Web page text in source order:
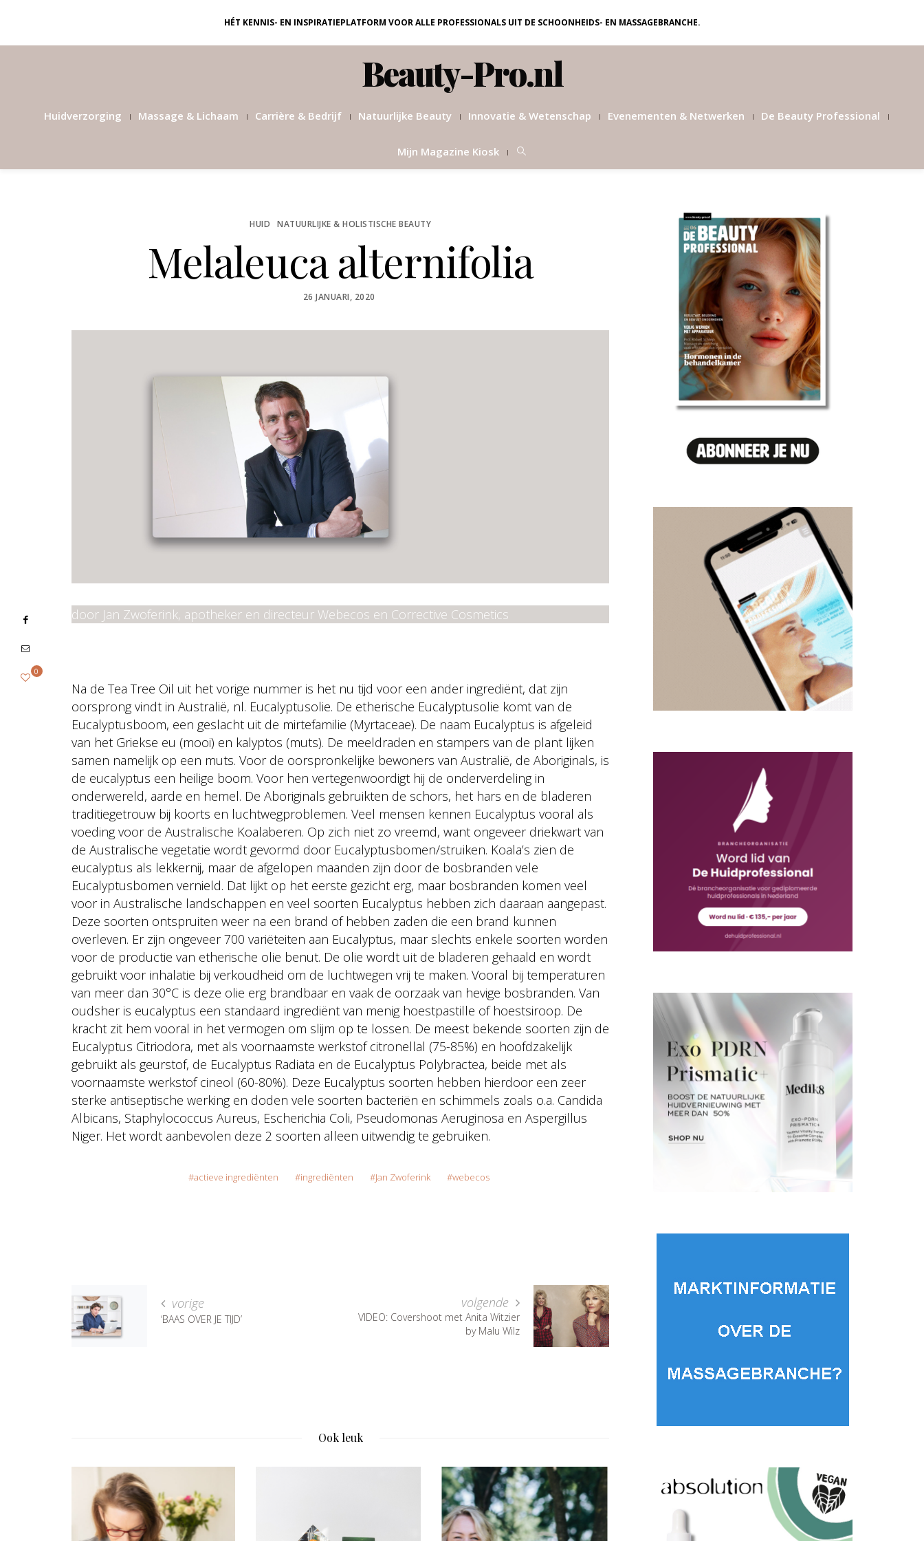
HÉT KENNIS- EN INSPIRATIEPLATFORM VOOR ALLE PROFESSIONALS UIT DE SCHOONHEIDS- EN MASSAGEBRANCHE.
Beauty-Pro.nl
Huidverzorging Massage & Lichaam Carrière & Bedrijf Natuurlijke Beauty Innovatie & Wetenschap Evenementen & Netwerken De Beauty Professional
Mijn Magazine Kiosk
HUID NATUURLIJKE & HOLISTISCHE BEAUTY
Melaleuca alternifolia
POSTED
26 JANUARI, 2020
door Jan Zwoferink, apotheker en directeur Webecos en Corrective Cosmetics
Na de Tea Tree Oil uit het vorige nummer is het nu tijd voor een ander ingrediënt, dat zijn
oorsprong vindt in Australië, nl. Eucalyptusolie. De etherische Eucalyptusolie komt van de
Eucalyptusboom, een geslacht uit de mirtefamilie (Myrtaceae). De naam Eucalyptus is afgeleid
van het Griekse eu (mooi) en kalyptos (muts). De meeldraden en stampers van de plant lijken
samen namelijk op een muts. Voor de oorspronkelijke bewoners van Australië, de Aboriginals, is
de eucalyptus een heilige boom. Voor hen vertegenwoordigt hij de onderverdeling in
onderwereld, aarde en hemel. De Aboriginals gebruikten de schors, het hars en de bladeren
traditiegetrouw bij koorts en luchtwegproblemen. Veel mensen kennen Eucalyptus vooral als
voeding voor de Australische Koalaberen. Op zich niet zo vreemd, want ongeveer driekwart van
de Australische vegetatie wordt gevormd door Eucalyptusbomen/struiken. Koala’s zien de
eucalyptus als lekkernij, maar de afgelopen maanden zijn door de bosbranden vele
Eucalyptusbomen vernield. Dat lijkt op het eerste gezicht erg, maar bosbranden komen veel
voor in Australische landschappen en veel soorten Eucalyptus hebben zich daaraan aangepast.
Deze soorten ontspruiten weer na een brand of hebben zaden die een brand kunnen
overleven. Er zijn ongeveer 700 variëteiten aan Eucalyptus, maar slechts enkele soorten worden
voor de productie van etherische olie benut. De olie wordt uit de bladeren gehaald en wordt
gebruikt voor inhalatie bij verkoudheid om de luchtwegen vrij te maken. Vooral bij temperaturen
van meer dan 30°C is deze olie erg brandbaar en vaak de oorzaak van hevige bosbranden. Van
oudsher is eucalyptus een standaard ingrediënt van menig hoestpastille of hoestsiroop. De
kracht zit hem vooral in het vermogen om slijm op te lossen. De meest bekende soorten zijn de
Eucalyptus Citriodora, met als voornaamste werkstof citronellal (75-85%) en hoofdzakelijk
gebruikt als geurstof, de Eucalyptus Radiata en de Eucalyptus Polybractea, beide met als
voornaamste werkstof cineol (60-80%). Deze Eucalyptus soorten hebben hierdoor een zeer
sterke antiseptische werking en doden vele soorten bacteriën en schimmels zoals o.a. Candida
Albicans, Staphylococcus Aureus, Escherichia Coli, Pseudomonas Aeruginosa en Aspergillus
Niger. Het wordt aanbevolen deze 2 soorten alleen uitwendig te gebruiken.
0
actieve ingrediënten ingrediënten Jan Zwoferink webecos
vorige
‘BAAS OVER JE TIJD’
volgende
VIDEO: Covershoot met Anita Witzier
by Malu Wilz
Ook leuk